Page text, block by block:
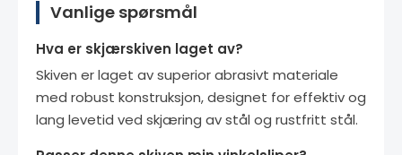
Vanlige spørsmål
Hva er skjærskiven laget av?
Skiven er laget av superior abrasivt materiale
med robust konstruksjon, designet for effektiv og
lang levetid ved skjæring av stål og rustfritt stål.